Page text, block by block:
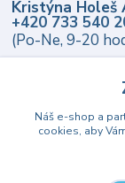
Kristýna Holeš
+420 733 540
(Po-Ne, 9-20
Náš e-shop a
cookies, aby